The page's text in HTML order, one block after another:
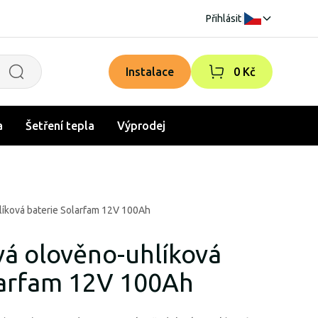
Přihlásit
Instalace 0 Kč
Šetření tepla Výprodej
baterie Solarfam 12V 100Ah
olověno-uhlíková
12V 100Ah